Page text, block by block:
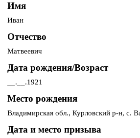
Имя
Иван
Отчество
Матвеевич
Дата рождения/Возраст
__.__.1921
Место рождения
Владимирская обл., Курловский р-н, с.
Дата и место призыва